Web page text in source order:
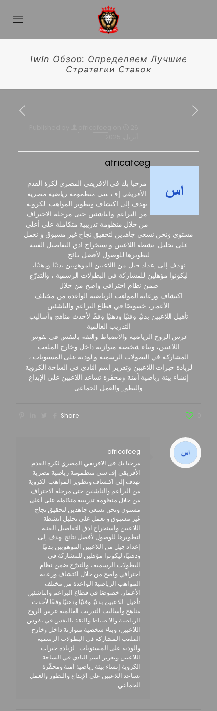
1win Обзор: Определяем Лучшие
Стратегии Ставок
africafceg
مرحبا بك فى الافريقي المصري لكرة القدم
الأفريقي إف سي منظمومة رياضية مصرية
تهدف إلى اكتشاف وتطوير المواهب الكروية
من البراعم والناشئين حتى مرحلة الاحتراف
من خلال منظومة تدريبية متكاملة على أعلى
مستوى ونحن نسعى جاهدين لتحقيق نجاح غير مسبوق و نعمل
على تحليل انشطة اللاعبين واستخراج ادق التفاصيل الفنية
لتطويرها للوصول لأفضل نتائج
نهدف إلى إعداد جيل من اللاعبين الموهوبين بدنيًا وذهنيًا،
ليكونوا مؤهلين للمشاركة في البطولات الرسمية ، والتدرّج
ضمن نظام احترافي واضح من خلال
اكتشاف ورعاية المواهب الرياضية الواعدة من مختلف
الأعمار، خصوصًا في قطاع البراعم والناشئين
تأهيل اللاعبين بدنيًا وفنيًا وذهنيًا وفقًا لأحدث مناهج وأساليب
التدريب العالمية
غرس الروح الرياضية والانضباط والثقة بالنفس في نفوس
اللاعبين، وبناء شخصية متوازنة داخل وخارج الملعب
المشاركة في البطولات الرسمية والودية على المستويات ،
لزيادة خبرات اللاعبين وتعزيز اسم النادي في الساحة الكروية
إنشاء بيئة رياضية آمنة ومحفّزة تساعد اللاعبين على الإبداع
والتطور والعمل الجماعي
Share
africafceg
مرحبا بك فى الافريقي المصري لكرة القدم
الأفريقي إف سي منظمومة رياضية مصرية
تهدف إلى اكتشاف وتطوير المواهب الكروية
من البراعم والناشئين حتى مرحلة الاحتراف
من خلال منظومة تدريبية متكاملة على أعلى
مستوى ونحن نسعى جاهدين لتحقيق نجاح
غير مسبوق و نعمل على تحليل انشطة
اللاعبين واستخراج ادق التفاصيل الفنية
لتطويرها للوصول لأفضل نتائج نهدف إلى
إعداد جيل من اللاعبين الموهوبين بدنيًا
وذهنيًا، ليكونوا مؤهلين للمشاركة في
البطولات الرسمية ، والتدرّج ضمن نظام
احترافي واضح من خلال اكتشاف ورعاية
المواهب الرياضية الواعدة من مختلف
الأعمار، خصوصًا في قطاع البراعم والناشئين
تأهيل اللاعبين بدنيًا وفنيًا وذهنيًا وفقًا لأحدث
مناهج وأساليب التدريب العالمية غرس الروح
الرياضية والانضباط والثقة بالنفس في نفوس
اللاعبين، وبناء شخصية متوازنة داخل وخارج
الملعب المشاركة في البطولات الرسمية
والودية على المستويات ، لزيادة خبرات
اللاعبين وتعزيز اسم النادي في الساحة
الكروية إنشاء بيئة رياضية آمنة ومحفّزة
تساعد اللاعبين على الإبداع والتطور والعمل
الجماعي